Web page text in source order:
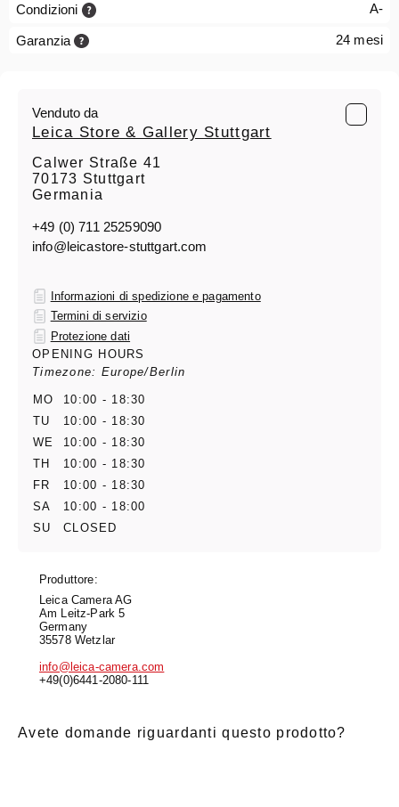
Condizioni A-
Garanzia 24 mesi
Venduto da
Leica Store & Gallery Stuttgart
Calwer Straße 41
70173 Stuttgart
Germania
+49 (0) 711 25259090
info@leicastore-stuttgart.com
Informazioni di spedizione e pagamento
Termini di servizio
Protezione dati
OPENING HOURS
Timezone: Europe/Berlin
MO
10:00 - 18:30
TU
10:00 - 18:30
WE
10:00 - 18:30
TH
10:00 - 18:30
FR
10:00 - 18:30
SA
10:00 - 18:00
SU
CLOSED
Produttore:
Leica Camera AG
Am Leitz-Park 5
Germany
35578 Wetzlar
info@leica-camera.com
+49(0)6441-2080-111
Avete domande riguardanti questo prodotto?